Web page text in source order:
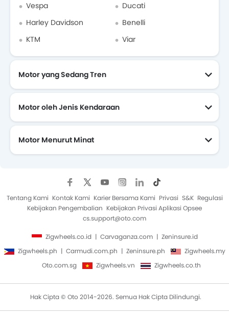
Vespa
Ducati
Harley Davidson
Benelli
KTM
Viar
Motor yang Sedang Tren
Motor oleh Jenis Kendaraan
Motor Menurut Minat
Tentang Kami Kontak Kami Karier Bersama Kami Privasi S&K Regulasi
Kebijakan Pengembalian Kebijakan Privasi Aplikasi Opsee
cs.support@oto.com
Zigwheels.co.id Carvaganza.com
Zeninsure.id
Zigwheels.ph
Carmudi.com.ph Zeninsure.ph
Zigwheels.my
Oto.com.sg
Zigwheels.vn Zigwheels.co.th
Hak Cipta © Oto 2014-2026. Semua Hak Cipta Dilindungi.